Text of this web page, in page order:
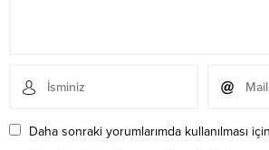
Daha sonraki yorumlarımda kullanılması